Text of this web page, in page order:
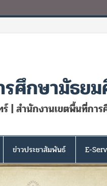
ศึกษามัธย
| สำนักงานเขตพื้นที่กา
ข่าวประชาสัมพันธ์ E-